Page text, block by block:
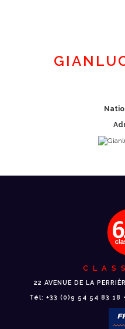
22 AVENUE DE LA
Tél: +33 (0)9 54 54 83 18 •